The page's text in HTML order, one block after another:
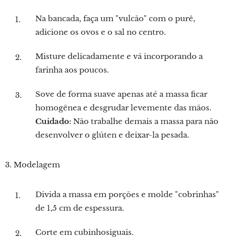
Na bancada, faça um "vulcão" com o purê,
adicione os ovos e o sal no centro.
Misture delicadamente e vá incorporando a
farinha aos poucos.
Sove de forma suave apenas até a massa ficar
homogênea e desgrudar levemente das mãos.
Cuidado: Não trabalhe demais a massa para não
desenvolver o glúten e deixar-la pesada.
3. Modelagem
Divida a massa em porções e molde "cobrinhas"
de 1,5 cm de espessura.
Corte em cubinhosiguais.